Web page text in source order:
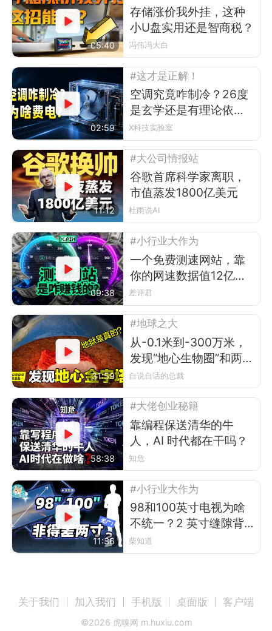
05:40
存储涨价我外挂，这种
小U盘实用还是智商税？
冯伟冯大白
02:59
#这才是正解！
空调究竟咋制冷？26度
是玄学还是有理论依
据？
X科技实验室
11:12
#大公司情报站
谷歌首席科学家离职，
市值蒸发1800亿美元
杜雨说AI
09:38
#小行业大作为
一个免费测速网站，靠
你的网速数据值12亿美
元？
差评君
31:59
#地球之大
从-0.1米到-300万米，
发现“地心生物圈”和两
座“地心金字塔”
自说自话的总裁
58:38
#大佬创业秘籍
靠编程保送清华的牛
人，AI 时代都在干吗？
知危
11:36
#小行业大作为
98和100英寸电视为啥
不统一？2 英寸缝隙背
后的行业故事
柴知道
关于我们 加入我们 手机版 桌面版 客户端
©2026 虎嗅网 m.huxiu.com